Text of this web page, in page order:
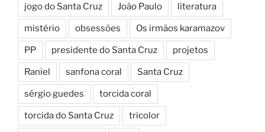
jogo do Santa Cruz João Paulo literatura
mistério obsessões Os irmãos karamazov
PP presidente do Santa Cruz projetos
Raniel sanfona coral Santa Cruz
sérgio guedes torcida coral
torcida do Santa Cruz tricolor